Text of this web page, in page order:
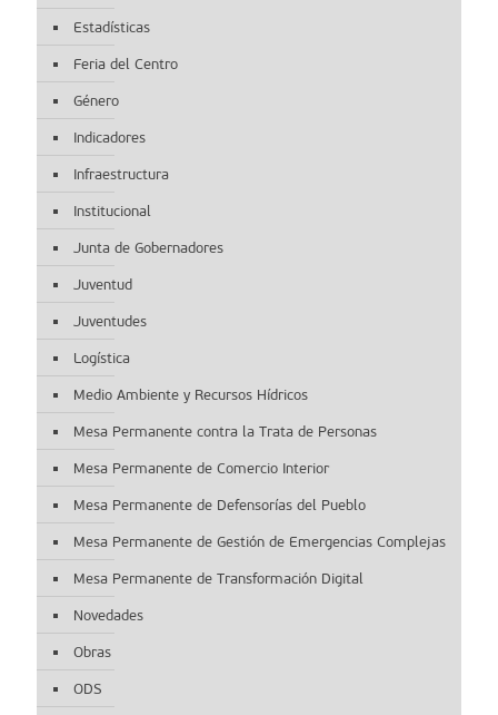
Estadísticas
Feria del Centro
Género
Indicadores
Infraestructura
Institucional
Junta de Gobernadores
Juventud
Juventudes
Logística
Medio Ambiente y Recursos Hídricos
Mesa Permanente contra la Trata de Personas
Mesa Permanente de Comercio Interior
Mesa Permanente de Defensorías del Pueblo
Mesa Permanente de Gestión de Emergencias Complejas
Mesa Permanente de Transformación Digital
Novedades
Obras
ODS